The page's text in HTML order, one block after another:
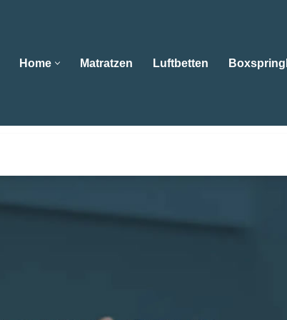
Home Matratzen Luftbetten
Ebert als auch 😴Matratzen, Wasserbetten,
➡️ Bettenfachgeschäft Ebert , Ihr